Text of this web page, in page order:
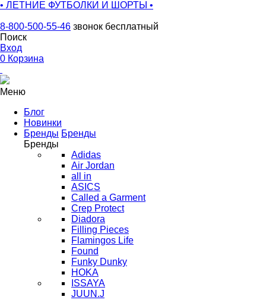
• ЛЕТНИЕ ФУТБОЛКИ И ШОРТЫ •
8-800-500-55-46 звонок бесплатный
Поиск
Вход
0 Корзина
Меню
Блог
Новинки
Бренды Бренды
Бренды
Adidas
Air Jordan
all in
ASICS
Called a Garment
Crep Protect
Diadora
Filling Pieces
Flamingos Life
Found
Funky Dunky
HOKA
ISSAYA
JUUN.J